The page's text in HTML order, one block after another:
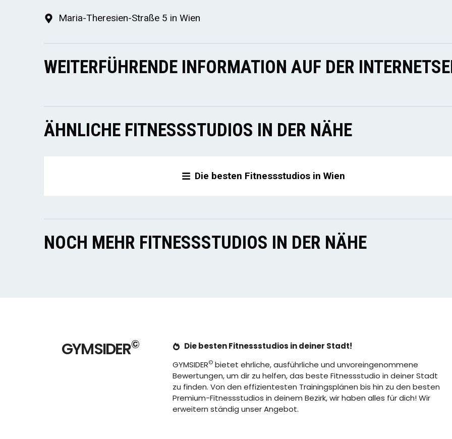
Maria-Theresien-Straße 5 in Wien
WEITERFÜHRENDE INFORMATION AUF DER
ÄHNLICHE FITNESSSTUDIOS IN DER NÄHE
Die besten Fitnessstudios in Wien
NOCH MEHR FITNESSSTUDIOS IN DER NÄHE
GYMSIDER©
Die besten Fitnessstudios in deiner Stadt!
GYMSIDER© bietet ehrliche, ausführliche und unvoreingenommene
Bewertungen, um dir zu helfen, das beste Fitnessstudio in deiner Stadt
zu finden. Von den effizientesten Trainingsplänen bis hin zu den besten
Premium-Fitnessstudios in deinem Bezirk, wir haben alles für dich! Wir
erweitern ständig unser Angebot.